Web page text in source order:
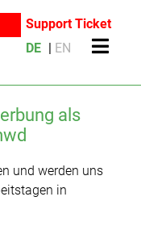
Support Ticket
DE
EN
als
und werden uns
in